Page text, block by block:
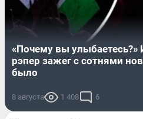
«Почему вы улыбаетесь?»
рэпер зажег с сотнями
было
8 августа 1 408 6